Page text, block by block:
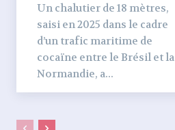
Un chalutier de 18 mètres,
saisi en 2025 dans le cadre
d’un trafic maritime de
cocaïne entre le Brésil et la
Normandie, a...